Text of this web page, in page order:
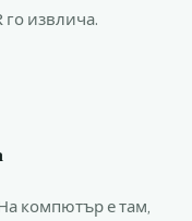
го извлича.
компютър е там,